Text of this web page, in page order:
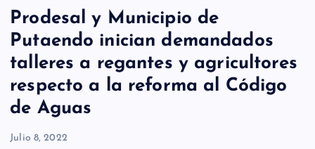
Prodesal y Municipio de
Putaendo inician demandados
talleres a regantes y agricultores
respecto a la reforma al Código
de Aguas
Julio 8, 2022